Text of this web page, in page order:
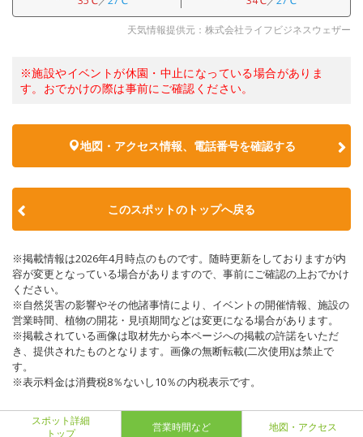
天気情報提供元：株式会社ライフビジネスウェザー
※施設やイベントが休園・中止になっている場合がありま
す。おでかけの際は事前にご確認ください。
地図・アクセス情報、電話番号を確認する
このスポットのトップへ戻る
※掲載情報は2026年4月時点のものです。随時更新をしておりますが内
容が変更となっている場合がありますので、事前にご確認の上おでかけ
ください。
※自然災害の影響やその他諸事情により、イベントの開催情報、施設の
営業時間、植物の開花・見頃期間などは変更になる場合があります。
※掲載されている画像は取材先から本ページへの掲載の許諾をいただ
き、提供されたものとなります。画像の無断転載(二次使用)は禁止で
す。
※表示料金は消費税8％ないし10％の内税表示です。
スポット詳細
トップ
営業時間など 地図・アクセス